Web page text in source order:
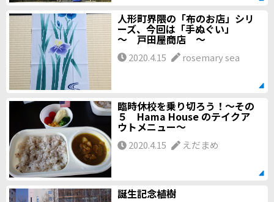
人形町界隈の「布のお店」シリ
ーズ、今回は「手ぬぐい」
～ 戸田屋商店 ～
2020.4.15 rosemary sea
臨時休校を乗り切ろう！～その
５ Hama House のテイクア
ウトメニュー～
2020.4.15 えだまめ
誕生記念植樹